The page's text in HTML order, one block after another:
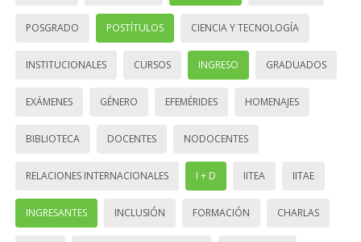
POSGRADO POSTÍTULOS CIENCIA Y TECNOLOGÍA
INSTITUCIONALES CURSOS INGRESO GRADUADOS
EXÁMENES GÉNERO EFEMÉRIDES HOMENAJES
BIBLIOTECA DOCENTES NODOCENTES
RELACIONES INTERNACIONALES I + D IITEA IITAE
INGRESANTES INCLUSIÓN FORMACIÓN CHARLAS